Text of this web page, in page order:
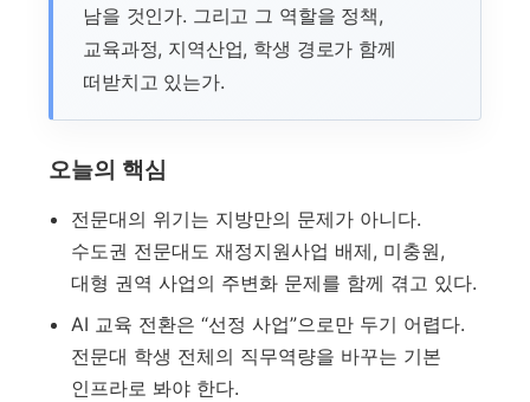
남을 것인가. 그리고 그 역할을 정책,
교육과정, 지역산업, 학생 경로가 함께
떠받치고 있는가.
오늘의 핵심
전문대의 위기는 지방만의 문제가 아니다.
수도권 전문대도 재정지원사업 배제, 미충원,
대형 권역 사업의 주변화 문제를 함께 겪고 있다.
AI 교육 전환은 “선정 사업”으로만 두기 어렵다.
전문대 학생 전체의 직무역량을 바꾸는 기본
인프라로 봐야 한다.